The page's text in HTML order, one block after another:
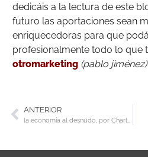
dedicáis a la lectura de este
futuro las aportaciones sean
enriquecedoras para que
profesionalmente todo lo que
otromarketing (pablo jiménez)
ANTERIOR